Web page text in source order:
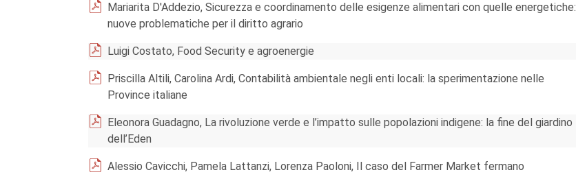
Mariarita D'Addezio, Sicurezza e coordinamento delle esigenze alimentari con quelle energetiche:
nuove problematiche per il diritto agrario
Luigi Costato, Food Security e agroenergie
Priscilla Altili, Carolina Ardi, Contabilità ambientale negli enti locali: la sperimentazione nelle
Province italiane
Eleonora Guadagno, La rivoluzione verde e l’impatto sulle popolazioni indigene: la fine del giardino
dell’Eden
Alessio Cavicchi, Pamela Lattanzi, Lorenza Paoloni, Il caso del Farmer Market fermano